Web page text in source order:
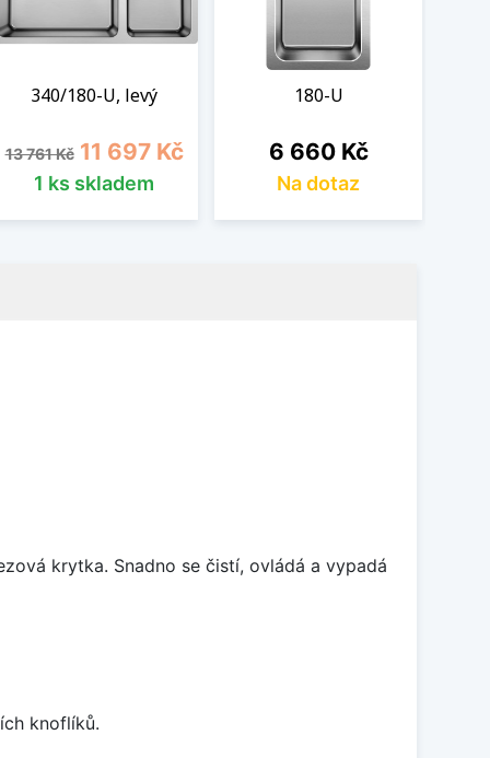
340/180-U, levý
Běžná cena
13 761 Kč Cena
11 697 Kč
1 ks skladem
180-U
Cena
6 660 Kč
Na dotaz
krytka. Snadno se čistí, ovládá a vypadá
knoflíků.